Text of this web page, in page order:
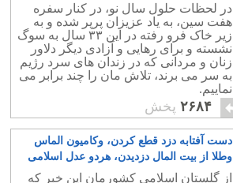
در لحظات حلول سال نو، در کنار سفره
هفت سین، به یاد عزیزان پرپر شده و به
زیر خاک فرو رفته در این ۳۳ سال به سوگ
نشسته و برای رهایی و آزادی دیگر دلاور
زنان و مردانی که در زندان های سرد رژیم
به سر می برند، تلاش مان را چند برابر می
نماییم.
۲۶۸۴ پخش
دست آفتابه دزد قطع کردن، وکامیون الماس
وطلا از بیت المال دزدیدن، هردو عدل اسلامی
است
از گلستان اسلامی کشورمان این خبر که